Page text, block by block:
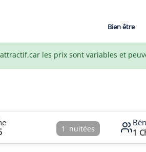
Bien être
les prix sont variables et
1 nuitées
1